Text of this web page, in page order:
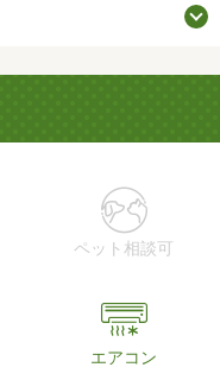
ペット相談可
エアコン